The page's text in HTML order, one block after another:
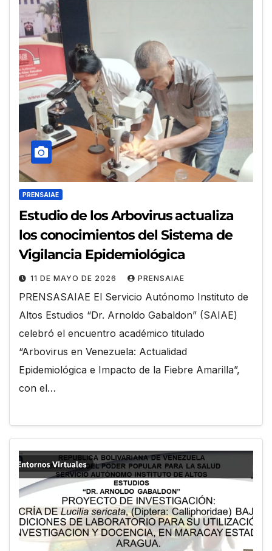
PRENSAIAE
Estudio de los Arbovirus actualiza
los conocimientos del Sistema de
Vigilancia Epidemiológica
11 DE MAYO DE 2026 PRENSAIAE
PRENSASAIAE El Servicio Autónomo Instituto de
Altos Estudios “Dr. Arnoldo Gabaldon” (SAIAE)
celebró el encuentro académico titulado
“Arbovirus en Venezuela: Actualidad
Epidemiológica e Impacto de la Fiebre Amarilla”,
con el…